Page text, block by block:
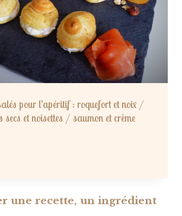
pour l’apéritif : roquefort et noix /
secs et noisettes / saumon et crème
une recette, un ingrédient